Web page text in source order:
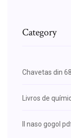
Category
Chavetas din
Livros de
Il naso gogol